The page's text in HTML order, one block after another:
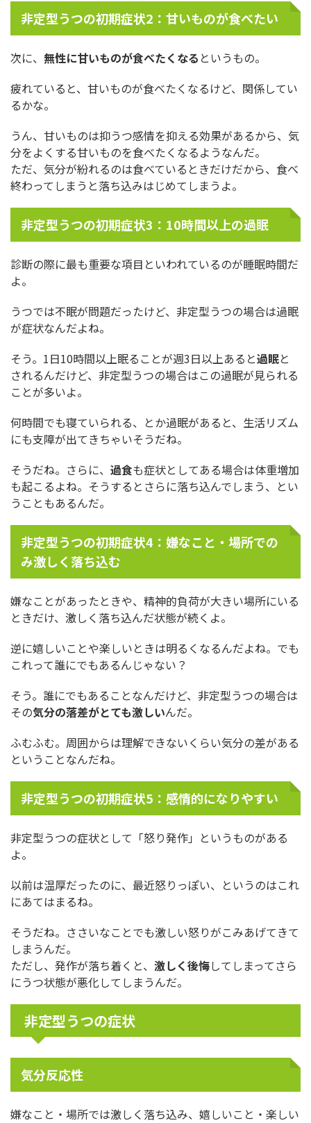
非定型うつの初期症状2：甘いものが食べたい
次に、 無性に甘いものが食べたくなる というもの。
疲れていると、甘いものが食べたくなるけど、関係してい
るかな。
うん、甘いものは抑うつ感情を抑える効果があるから、気
分をよくする甘いものを食べたくなるようなんだ。
ただ、気分が紛れるのは食べているときだけだから、食べ
終わってしまうと落ち込みはじめてしまうよ。
非定型うつの初期症状3：10時間以上の過眠
診断の際に最も重要な項目といわれているのが睡眠時間だ
よ。
うつでは不眠が問題だったけど、非定型うつの場合は過眠
が症状なんだよね。
そう。1日10時間以上眠ることが週3日以上あると過眠と
されるんだけど、非定型うつの場合はこの過眠が見られる
ことが多いよ。
何時間でも寝ていられる、とか過眠があると、生活リズム
にも支障が出てきちゃいそうだね。
そうだね。さらに、 過食も症状としてある場合は体重増加
も起こるよね。そうするとさらに落ち込んでしまう、とい
うこともあるんだ。
非定型うつの初期症状4：嫌なこと・場所での
み激しく落ち込む
嫌なことがあったときや、精神的負荷が大きい場所にいる
ときだけ、激しく落ち込んだ状態が続くよ。
逆に嬉しいことや楽しいときは明るくなるんだよね。でも
これって誰にでもあるんじゃない？
そう。誰にでもあることなんだけど、非定型うつの場合は
その気分の落差がとても激しいんだ。
ふむふむ。周囲からは理解できないくらい気分の差がある
ということなんだね。
非定型うつの初期症状5：感情的になりやすい
非定型うつの症状として「怒り発作」というものがある
よ。
以前は温厚だったのに、最近怒りっぽい、というのはこれ
にあてはまるね。
そうだね。ささいなことでも激しい怒りがこみあげてきて
しまうんだ。
ただし、発作が落ち着くと、 激しく後悔してしまってさら
にうつ状態が悪化してしまうんだ。
非定型うつの症状
気分反応性
嫌なこと・場所では激しく落ち込み、嬉しいこと・楽しい